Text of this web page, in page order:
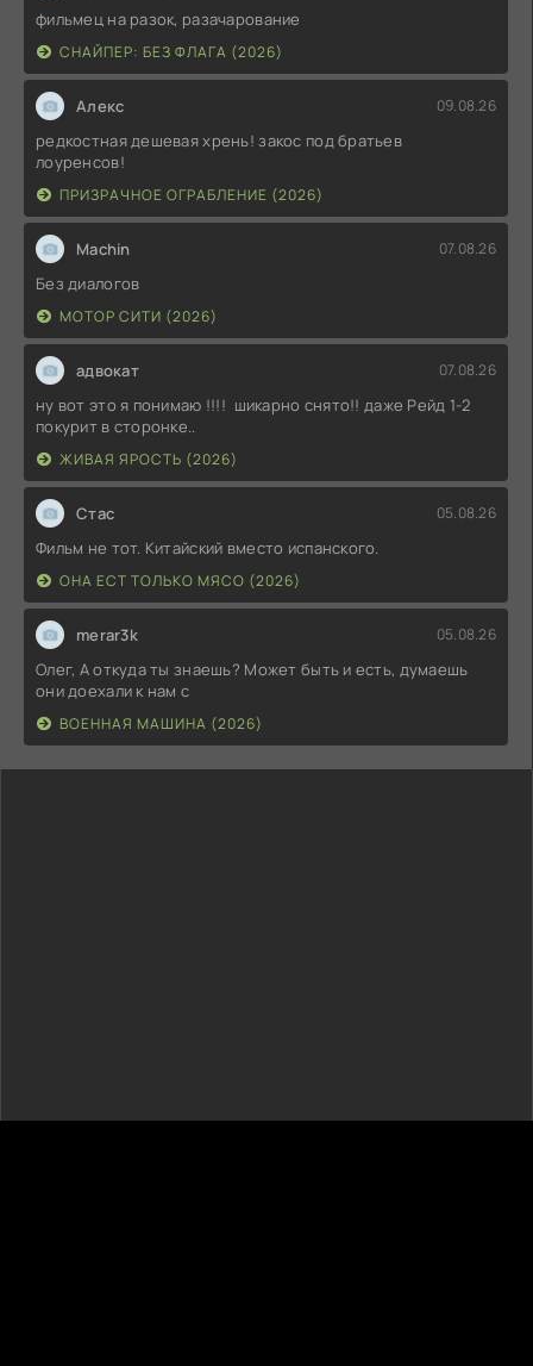
фильмец на разок, разачарование
СНАЙПЕР: БЕЗ ФЛАГА (2026)
Алекс 09.08.26
редкостная дешевая хрень! закос под братьев
лоуренсов!
ПРИЗРАЧНОЕ ОГРАБЛЕНИЕ (2026)
Machin 07.08.26
Без диалогов
МОТОР СИТИ (2026)
адвокат 07.08.26
ну вот это я понимаю !!!! шикарно снято!! даже Рейд 1-2
покурит в сторонке..
ЖИВАЯ ЯРОСТЬ (2026)
Стас 05.08.26
Фильм не тот. Китайский вместо испанского.
ОНА ЕСТ ТОЛЬКО МЯСО (2026)
merar3k 05.08.26
Олег, А откуда ты знаешь? Может быть и есть, думаешь
они доехали к нам с
ВОЕННАЯ МАШИНА (2026)